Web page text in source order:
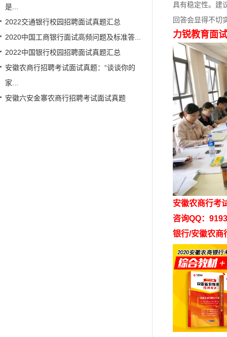
是...
2022交通银行校园招聘面试真题汇总
2020中国工商银行面试高频问题及标准答...
2022中国银行校园招聘面试真题汇总
安徽农商行招聘考试面试真题：“谈谈你的
家...
安徽六安金寨农商行招聘考试面试真题
具有稳定性。建
回答会显得不切
力锐教育面
安徽农商行考
咨询QQ：
银行/安徽农商